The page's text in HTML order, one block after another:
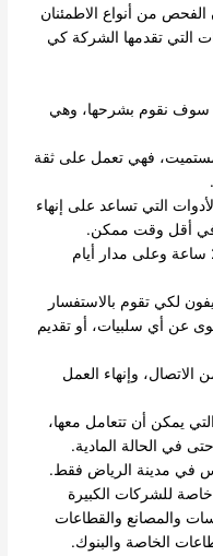
من أنواع الاطمئنان
التي تقدمها الشركة كي
سوف نقوم بشرحها، وهي
فهي تعمل على ثقة
التي تساعد على إنهاء
وفي أقل وقت ممكن.
تكون الشركة متاحة على مدار 24 ساعة وعلى مدار أيام
لكي تقوم بالاستفسار
عن أي سلبيات، أو تقديم
وإنهاء العمل
يمكن أن تتعامل معها،
في الحالة المادية.
في مدينة الرياض فقط.
للشركات الكبيرة
والمصانع والقطاعات
الخاصة والبنوك.